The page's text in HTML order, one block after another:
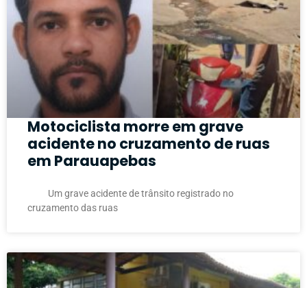
Motociclista morre em grave
acidente no cruzamento de ruas
em Parauapebas
Um grave acidente de trânsito registrado no
cruzamento das ruas